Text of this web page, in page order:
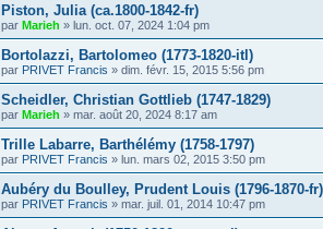
Piston, Julia (ca.1800-1842-fr)
par Marieh » lun. oct. 07, 2024 1:04 pm
Bortolazzi, Bartolomeo (1773-1820-itl)
par PRIVET Francis » dim. févr. 15, 2015 5:56 pm
Scheidler, Christian Gottlieb (1747-1829)
par Marieh » mar. août 20, 2024 8:17 am
Trille Labarre, Barthélémy (1758-1797)
par PRIVET Francis » lun. mars 02, 2015 3:50 pm
Aubéry du Boulley, Prudent Louis (1796-1870-fr)
par PRIVET Francis » mar. juil. 01, 2014 10:47 pm